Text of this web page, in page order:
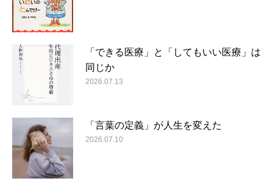
「できる医療」と「してもいい医療」は
同じか
2026.07.13
「言葉の定義」が人生を変えた
2026.07.10